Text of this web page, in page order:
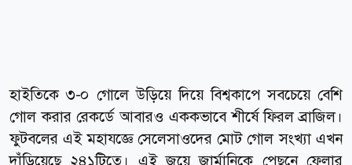
হাইতিকে ৩-০ গোলে উড়িয়ে দিয়ে বিশ্বকাপে সবচেয়ে বেশি
গোল করার রেকর্ডে আবারও এককভাবে শীর্ষে ফিরল ব্রাজিল।
ফুটবলের এই মহাযজ্ঞে সেলেসাওদের মোট গোল সংখ্যা এখন
দাঁড়িয়েছে ২৪১টিতে। এই জয়ে জার্মানিকে পেছনে ফেলার